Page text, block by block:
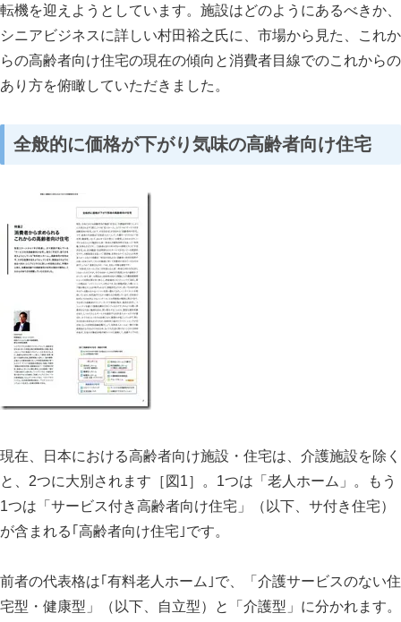
転機を迎えようとしています。施設はどのようにあるべきか、
シニアビジネスに詳しい村田裕之氏に、市場から見た、これか
らの高齢者向け住宅の現在の傾向と消費者目線でのこれからの
あり方を俯瞰していただきました。
全般的に価格が下がり気味の高齢者向け住宅
現在、日本における高齢者向け施設・住宅は、介護施設を除く
と、 2つに大別されます［図 1］。 1つは「老人ホーム」。もう
1つは「サービス付き高齢者向け住宅」（以下、サ付き住宅）
が含まれる｢高齢者向け住宅｣です。
前者の代表格は｢有料老人ホーム｣で、「介護サービスのない住
宅型・健康型」（以下、自立型）と「介護型」に分かれます。